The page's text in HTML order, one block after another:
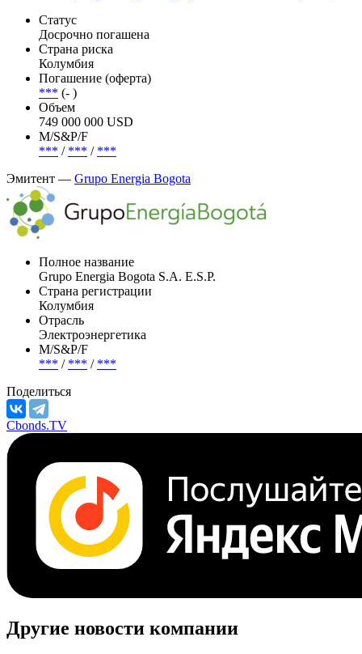
Статус
Досрочно погашена
Страна риска
Колумбия
Погашение (оферта)
*** (- )
Объем
749 000 000 USD
М/S&P/F
*** / *** / ***
Эмитент — Grupo Energia Bogota
Полное название
Grupo Energia Bogota S.A. E.S.P.
Страна регистрации
Колумбия
Отрасль
Электроэнергетика
М/S&P/F
*** / *** / ***
Поделиться
Cbonds.TV
Другие новости компании